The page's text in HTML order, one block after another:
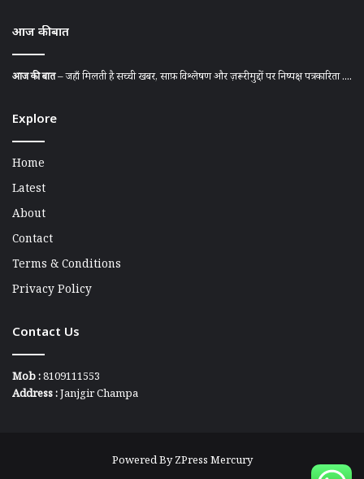
आज की बात
आज की बात– जहाँ मिलती है सच्ची खबर, साफ़ विश्लेषण और ज़रूरी मुद्दों पर निष्पक्ष पत्रकारिता ....
Explore
Home
Latest
About
Contact
Terms & Conditions
Privacy Policy
Contact Us
Mob :8109111553
Address :Janjgir Champa
Powered ByZPress Mercury